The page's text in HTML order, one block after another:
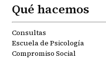
Qué hacemos
Consultas
Escuela de Psicología
Compromiso Social